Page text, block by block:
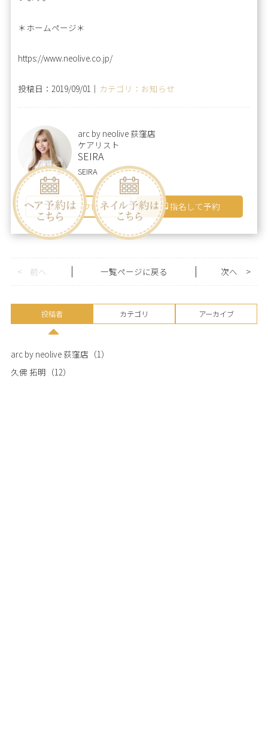
＊ホームページ＊
https://www.neolive.co.jp/
投稿日：2019/09/01｜ カテゴリ：お知らせ
arc by neolive 荻窪店
ケアリスト
SEIRA
SEIRA
スタッフ情報 指名して予約
< 前へ 一覧ページに戻る >
次へ
投稿者 カテゴリ アーカイブ
arc by neolive 荻窪店 （1）
久佛 拓明 （12）